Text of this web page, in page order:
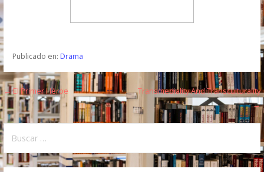
Publicado en: Drama
N
a
v
e
← El Primer Héroe
Transmediality And Transculturality
→